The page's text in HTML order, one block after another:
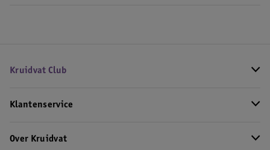
Kruidvat Club
Klantenservice
Over Kruidvat